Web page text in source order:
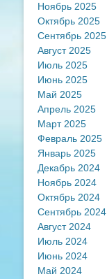
Ноябрь 2025
Октябрь 2025
Сентябрь 2025
Август 2025
Июль 2025
Июнь 2025
Май 2025
Апрель 2025
Март 2025
Февраль 2025
Январь 2025
Декабрь 2024
Ноябрь 2024
Октябрь 2024
Сентябрь 2024
Август 2024
Июль 2024
Июнь 2024
Май 2024